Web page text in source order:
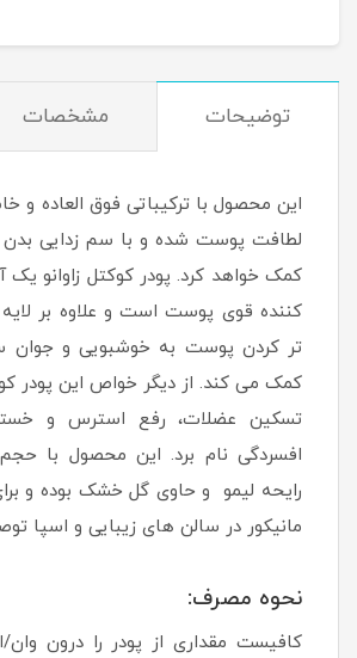
توضیحات مشخصات
این محصول با ترکیباتی فوق العاده
لطافت پوست شده و با سم زدایی
کمک خواهد کرد. پودر کوکتل زاوانو
کننده قوی پوست است و علاوه بر
تر کردن پوست به خوشبویی و جوان
کمک می کند. از دیگر خواص این پودر
تسکین عضلات، رفع استرس و
رایحه لیمو و حاوی گل خشک بوده و
مانیکور در سالن های زیبایی و اسپا
نحوه مصرف:
کافیست مقداری از پودر را درون